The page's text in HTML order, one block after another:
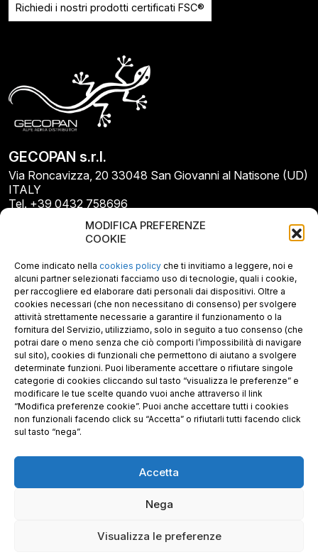
MODIFICA PREFERENZE
COOKIE
Come indicato nella cookies policy che ti invitiamo a leggere, noi e
alcuni partner selezionati facciamo uso di tecnologie, quali i cookie,
per raccogliere ed elaborare dati personali dai dispositivi. Oltre a
cookies necessari (che non necessitano di consenso) per svolgere
attività strettamente necessarie a garantire il funzionamento o la
fornitura del Servizio, utilizziamo, solo in seguito a tuo consenso (che
potrai dare o meno senza che ciò comporti l’impossibilità di navigare
sul sito), cookies di funzionali che permettono di aiutano a svolgere
determinate funzioni. Puoi liberamente accettare o rifiutare singole
categorie di cookies cliccando sul tasto “visualizza le preferenze” e
modificare le tue scelte quando vuoi anche attraverso il link
“Modifica preferenze cookie”. Puoi anche accettare tutti i cookies
non funzionali facendo click su “Accetta” o rifiutarli tutti facendo click
sul tasto “nega”.
Accetta
Nega
Visualizza le preferenze
Richiedi i nostri prodotti certificati FSC®
GECOPAN s.r.l.
Via Roncavizza, 20 33048 San Giovanni al Natisone (UD)
ITALY
Tel. +39 0432 758696
E-mail: info@gecopan.it
E-mail PEC: gecopan@pec.it
P.I. E C.F. 02487660306
N. REA UD 264834
Capitale sociale € 30.000
Richiedi i nostri prodotti certificati FSC®
© 2025 GE.CO. PANNELLI S.R.L. & GECOPAN s.r.l. –